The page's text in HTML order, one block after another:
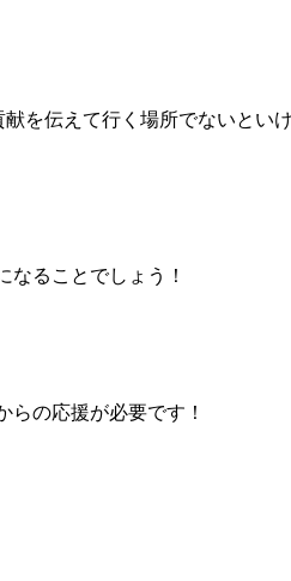
を伝えて行く場所でないといけ
ることでしょう！
の応援が必要です！